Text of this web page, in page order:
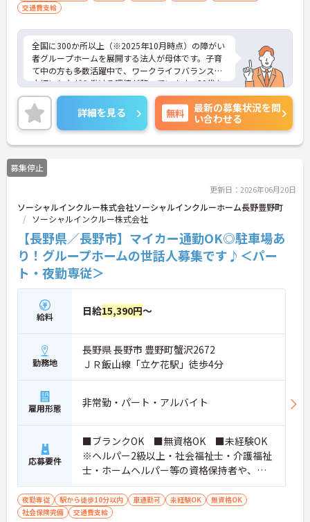
交通費支給
全国に300か所以上（※2025年10月時点）の障がい
者グループホームを展開する法人が母体です。子育
て中の方も多数活躍中で、ワークライフバランスを
大切にしながら働ける環境が整っています。20代か
ら60代まで幅広い年代のスタッフが活躍しており、
和やかな雰囲気の職場です。
平日のみ、土日のみなど、ご自分の生活スタイルに
合わせて働くことができます◎
また、年2回の昇給実績ありであなたの頑張りがし
っかり評価される職場です♪介護経験を活かしたい
方、福祉の資格をお持ちの方、安定した法人でキャ
は詳細等をお伝えしますので、お気軽にお問い合わ
せください。
詳細を見る 無料
最新の募集状況を問
い合わせる
募集停止
更新日：2026年06月20日
ソーシャルインクルー株式会社ソーシャルインクルーホーム長野豊野町
ソーシャルインクルー株式会社
【長野県／長野市】マイカー通勤OK◎駐車場あ
り！グループホームの世話人募集です♪＜パー
ト・夜勤専従＞
給料 日給15,390円～
勤務地
長野県 長野市 豊野町蟹沢2672
ＪＲ飯山線「立ケ花駅」徒歩4分
雇用形態 非常勤・パート・アルバイト
応募要件
■ブランクOK ■無資格OK ■未経験OK
※ヘルパー2級以上・社会福祉士・介護福祉
士・ホームヘルパー等の資格保持者や、福
祉系業務経験者、障害者支援施設経験者、
生活支援員、障害者支援員、就労支援員、
生活相談員等の経験歓迎
夜勤専従 駅から徒歩10分以内 車通勤可 未経験OK
無資格OK
社会保険完備
交通費支給